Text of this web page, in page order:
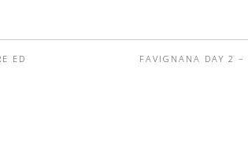
ED
FAVIGNANA DAY 2 –